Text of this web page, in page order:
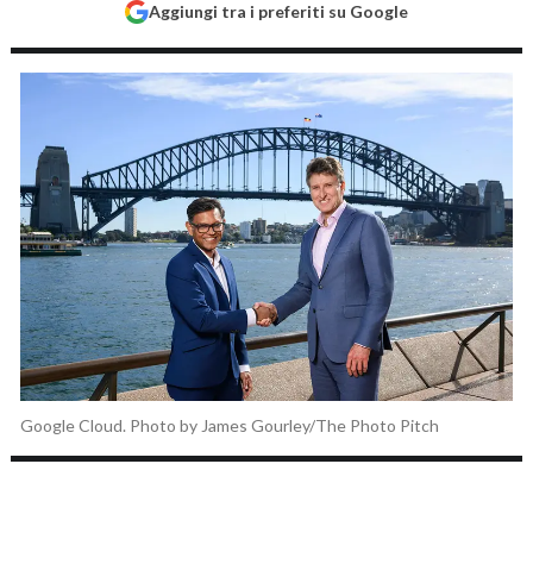
Aggiungi tra i preferiti su Google
Google Cloud. Photo by James Gourley/The Photo Pitch